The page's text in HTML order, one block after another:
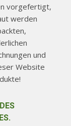
vorgefertigt,
werden
und
Website